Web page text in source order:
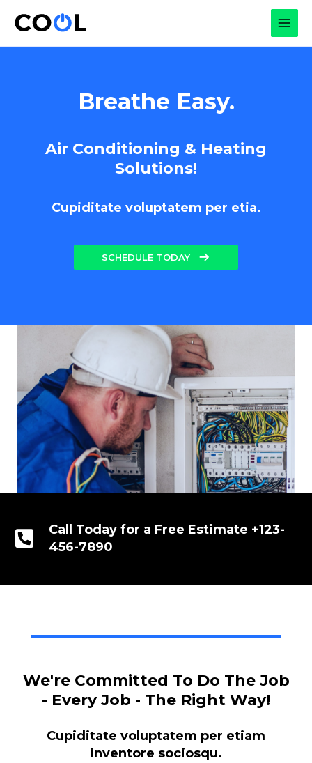
Breathe Easy.
Air Conditioning & Heating
Solutions!
Cupiditate voluptatem per etia.
SCHEDULE TODAY
Call Today for a Free Estimate +123-
456-7890
We're Committed To Do The Job
- Every Job - The Right Way!
Cupiditate voluptatem per etiam
inventore sociosqu.